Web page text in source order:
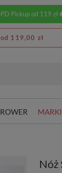
Pickup od 119 zł
od 119,00 zł
ROWER MARKI
Nóż